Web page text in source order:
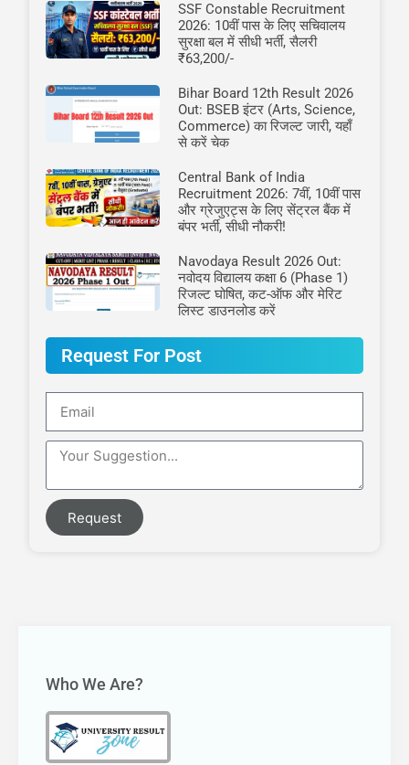
SSF Constable Recruitment
2026: 10वीं पास के लिए सचिवालय
सुरक्षा बल में सीधी भर्ती, सैलरी
₹63,200/-
Bihar Board 12th Result 2026
Out: BSEB इंटर (Arts, Science,
Commerce) का रिजल्ट जारी, यहाँ
से करें चेक
Central Bank of India
Recruitment 2026: 7वीं, 10वीं पास
और ग्रेजुएट्स के लिए सेंट्रल बैंक में
बंपर भर्ती, सीधी नौकरी!
Navodaya Result 2026 Out:
नवोदय विद्यालय कक्षा 6 (Phase 1)
रिजल्ट घोषित, कट-ऑफ और मेरिट
लिस्ट डाउनलोड करें
Request For Post
Request
Who We Are?